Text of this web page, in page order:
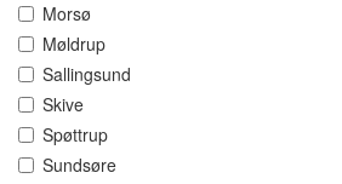
Morsø
Møldrup
Sallingsund
Skive
Spøttrup
Sundsøre